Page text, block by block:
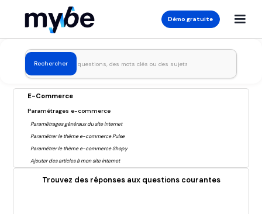
Démo gratuite
E-Commerce
Paramétrages e-commerce
Paramètrages généraux du site internet
Paramétrer le thème e-commerce Pulse
Paramétrer le thème e-commerce Shopy
Ajouter des articles à mon site internet
Trouvez des réponses aux questions courantes